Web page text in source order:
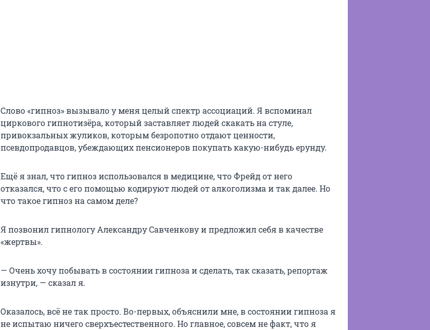
Слово «гипноз» вызывало у меня целый спектр ассоциаций. Я вспоминал
циркового гипнотизёра, который заставляет людей скакать на стуле,
привокзальных жуликов, которым безропотно отдают ценности,
псевдопродавцов, убеждающих пенсионеров покупать какую-нибудь ерунду.
Ещё я знал, что гипноз использовался в медицине, что Фрейд от него
отказался, что с его помощью кодируют людей от алкоголизма и так далее. Но
что такое гипноз на самом деле?
Я позвонил гипнологу Александру Савченкову и предложил себя в качестве
«жертвы».
— Очень хочу побывать в состоянии гипноза и сделать, так сказать, репортаж
изнутри, — сказал я.
Оказалось, всё не так просто. Во-первых, объяснили мне, в состоянии гипноза я
не испытаю ничего сверхъестественного. Но главное, совсем не факт, что я